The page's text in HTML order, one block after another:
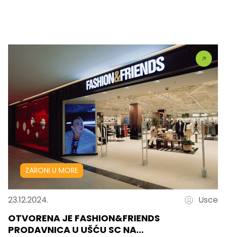
ZARONI U MORE
23.12.2024. Usce
OTVORENA JE FASHION&FRIENDS
PRODAVNICA U UŠĆU SC NA…